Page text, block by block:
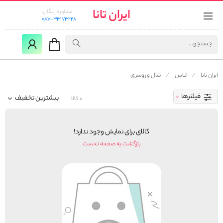
ایران تانا
مشاوره رایگان:
087-33173228
ایران تانا لباس شال و روسری
فیلترها بیشترین تخفیف 0 کالا
کالای برای نمایش وجود ندارد!
بازگشت به صفحه نخست